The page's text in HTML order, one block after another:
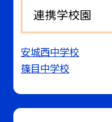
連携学校園
安城西中学校
篠目中学校